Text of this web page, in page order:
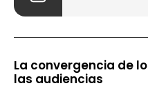
La convergencia de
las audiencias